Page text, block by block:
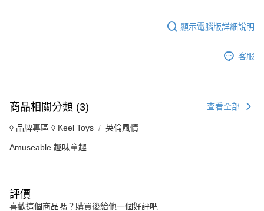
顯示電腦版詳細說明
客服
商品相關分類 (3) 查看全部
◊ 品牌專區 ◊ Keel Toys 英倫風情
Amuseable 趣味童趣
評價
喜歡這個商品嗎？購買後給他一個好評吧